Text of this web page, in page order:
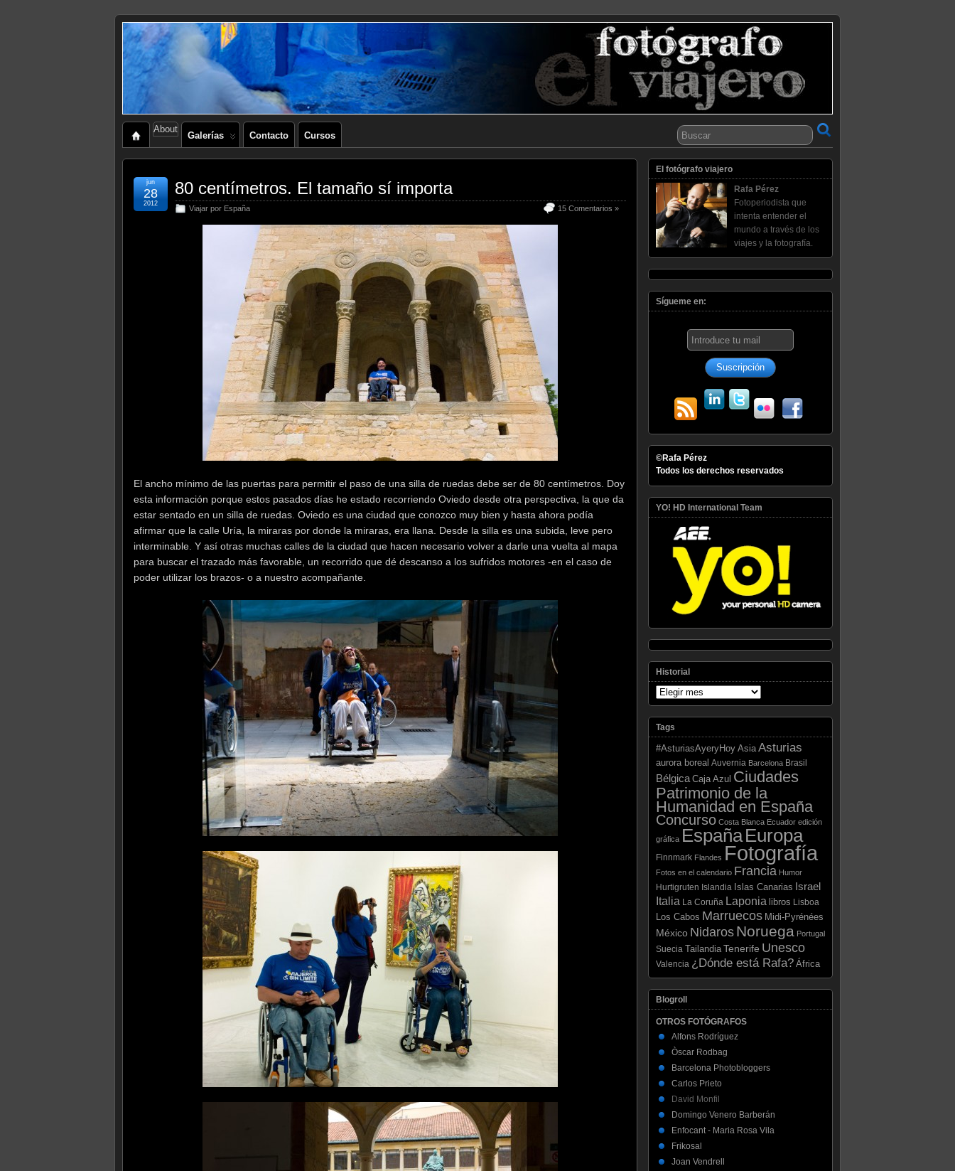
About
Galerías Contacto Cursos
80 centímetros. El tamaño sí importa
Viajar por España 15 Comentarios »
jun
28
2012
El ancho mínimo de las puertas para permitir el paso de una silla de ruedas debe ser de 80 centímetros. Doy
esta información porque estos pasados días he estado recorriendo Oviedo desde otra perspectiva, la que da
estar sentado en un silla de ruedas. Oviedo es una ciudad que conozco muy bien y hasta ahora podía
afirmar que la calle Uría, la miraras por donde la miraras, era llana. Desde la silla es una subida, leve pero
interminable. Y así otras muchas calles de la ciudad que hacen necesario volver a darle una vuelta al mapa
para buscar el trazado más favorable, un recorrido que dé descanso a los sufridos motores -en el caso de
poder utilizar los brazos- o a nuestro acompañante.
El fotógrafo viajero
Rafa Pérez
Fotoperiodista que
intenta entender el
mundo a través de los
viajes y la fotografía.
Sígueme en:
©Rafa Pérez
Todos los derechos reservados
YO! HD International Team
Historial
Tags
#AsturiasAyeryHoy Asia Asturias
aurora boreal Auvernia Barcelona Brasil
Bélgica Caja Azul Ciudades
Patrimonio de la
Humanidad en España
Concurso Costa Blanca Ecuador edición
gráfica EspañaEuropa
Finnmark Flandes Fotografía
Fotos en el calendario Francia Humor
Hurtigruten Islandia Islas Canarias Israel
Italia La Coruña Laponia libros Lisboa
Los Cabos Marruecos Midi-Pyrénées
México Nidaros Noruega Portugal
Suecia Tailandia Tenerife Unesco
Valencia ¿Dónde está Rafa? África
Blogroll
OTROS FOTÓGRAFOS
Alfons Rodríguez
Òscar Rodbag
Barcelona Photobloggers
Carlos Prieto
David Monfil
Domingo Venero Barberán
Enfocant - Maria Rosa Vila
Frikosal
Joan Vendrell